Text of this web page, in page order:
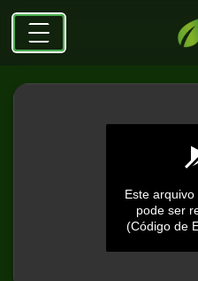
Este
pode ser
(Código de